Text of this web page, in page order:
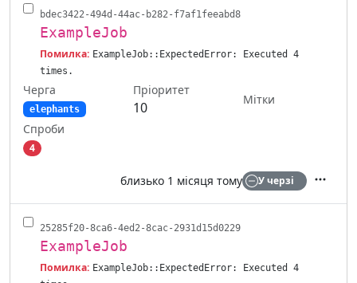
bdec3422-494d-44ac-b282-f7af1feeabd8
ExampleJob
Помилка: ExampleJob::ExpectedError: Executed 4
times.
Черга
elephants
Пріоритет
10
Мітки
Спроби
4
близько 1 місяця тому У черзі
25285f20-8ca6-4ed2-8cac-2931d15d0229
ExampleJob
Помилка: ExampleJob::ExpectedError: Executed 4